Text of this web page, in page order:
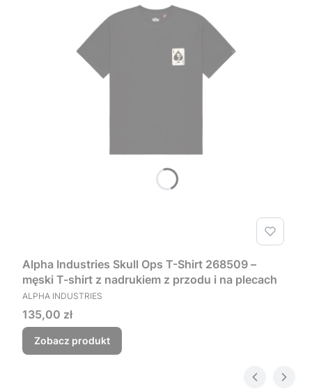
Alpha Industries Skull Ops T-Shirt 268509 –
męski T-shirt z nadrukiem z przodu i na plecach
PRODUCENT
ALPHA INDUSTRIES
Cena
135,00 zł
Zobacz produkt